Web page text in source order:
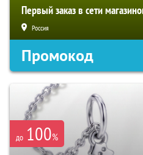
Первый заказ в сети
Россия
Промокод
до 100%